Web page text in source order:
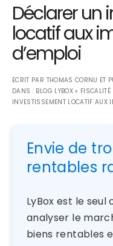
Déclarer un
locatif aux
d’emploi
ECRIT PAR THOMAS CORNU ET
DANS : BLOG LYBOX»
INVESTISSEMENT LOCATIF AUX
Envie de
rentables
LyBox est le seul
analyser le
biens rentables